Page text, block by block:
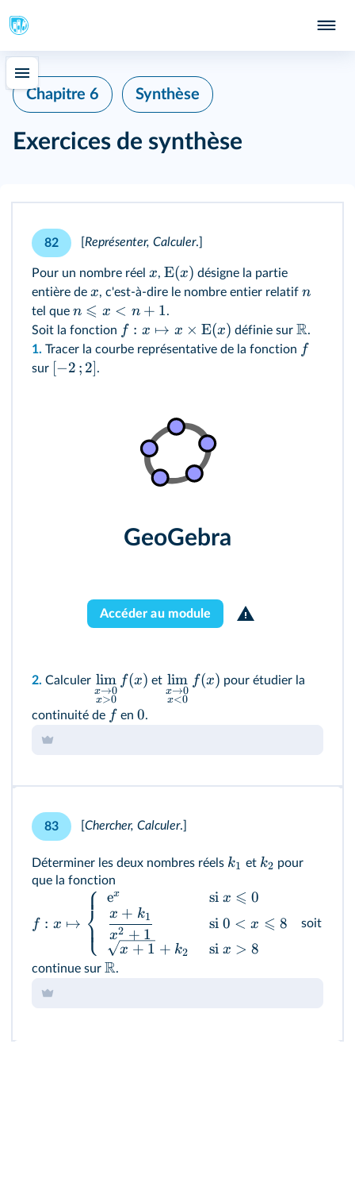
Chapitre 6 Synthèse
Exercices de synthèse
82 Représenter, Calculer.
Pour un nombre réel x, E(x) désigne la partie
entière de x, c'est‑à‑dire le nombre entier relatif n
tel que n ⩽ x < n + 1.
Soit la fonction f : x ↦ x × E(x) définie sur R.
1. Tracer la courbe représentative de la fonction f
sur [−2 ; 2].
GeoGebra
Accéder au module
2. Calculer
x→0
x>0
lim f(x) et
x→0
x<0
lim f(x) pour étudier la
continuité de f en0.
83 Chercher, Calculer.
Déterminer les deux nombres réels k1 et k2 pour
que la fonction
f : x ↦ ⎩
⎨⎧ ex
x2 + 1
x + k1
x + 1 + k2
si x ⩽ 0
si 0 < x ⩽ 8
si x > 8
soit
continue sur R.